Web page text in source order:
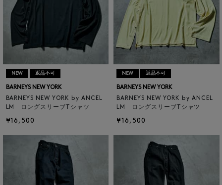
NEW 返品不可
BARNEYS NEW YORK
BARNEYS NEW YORK by ANCEL
LM ロングスリーブTシャツ
¥16,500
NEW 返品不可
BARNEYS NEW YORK
BARNEYS NEW YORK by ANCEL
LM ロングスリーブTシャツ
¥16,500